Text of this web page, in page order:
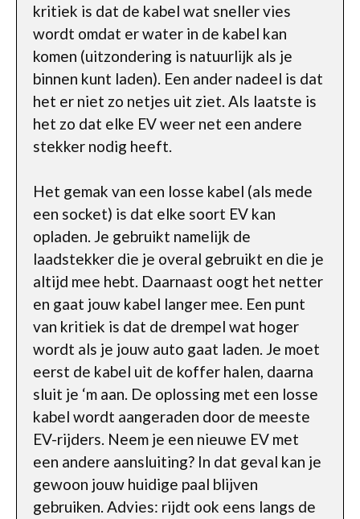
kritiek is dat de kabel wat sneller vies
wordt omdat er water in de kabel kan
komen (uitzondering is natuurlijk als je
binnen kunt laden). Een ander nadeel is dat
het er niet zo netjes uit ziet. Als laatste is
het zo dat elke EV weer net een andere
stekker nodig heeft.
Het gemak van een losse kabel (als mede
een socket) is dat elke soort EV kan
opladen. Je gebruikt namelijk de
laadstekker die je overal gebruikt en die je
altijd mee hebt. Daarnaast oogt het netter
en gaat jouw kabel langer mee. Een punt
van kritiek is dat de drempel wat hoger
wordt als je jouw auto gaat laden. Je moet
eerst de kabel uit de koffer halen, daarna
sluit je ‘m aan. De oplossing met een losse
kabel wordt aangeraden door de meeste
EV-rijders. Neem je een nieuwe EV met
een andere aansluiting? In dat geval kan je
gewoon jouw huidige paal blijven
gebruiken. Advies: rijdt ook eens langs de